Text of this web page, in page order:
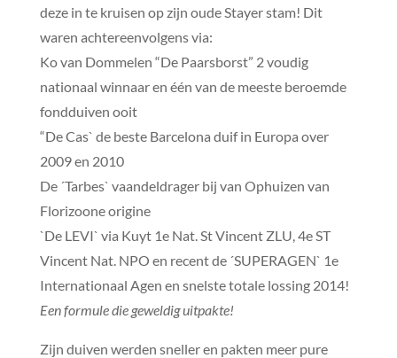
deze in te kruisen op zijn oude Stayer stam! Dit
waren achtereenvolgens via:
Ko van Dommelen “De Paarsborst” 2 voudig
nationaal winnaar en één van de meeste beroemde
fondduiven ooit
“De Cas` de beste Barcelona duif in Europa over
2009 en 2010
De ´Tarbes` vaandeldrager bij van Ophuizen van
Florizoone origine
`De LEVI` via Kuyt 1e Nat. St Vincent ZLU, 4e ST
Vincent Nat. NPO en recent de ´SUPERAGEN` 1e
Internationaal Agen en snelste totale lossing 2014!
Een formule die geweldig uitpakte!
Zijn duiven werden sneller en pakten meer pure